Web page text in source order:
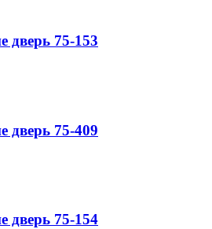
дверь 75-153
дверь 75-409
дверь 75-154